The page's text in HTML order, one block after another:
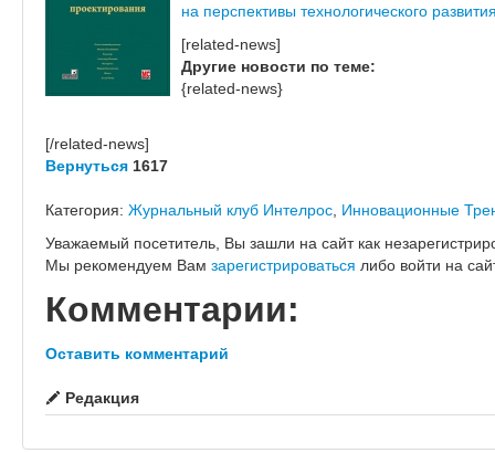
на перспективы технологического
[related-news]
Другие новости по теме:
{related-news}
[/related-news]
Вернуться 1617
Категория: Журнальный клуб Интелрос, Инновационные
Уважаемый посетитель, Вы зашли на сайт как
Мы рекомендуем Вам зарегистрироваться либо войти на
Комментарии:
Оставить комментарий
Редакция